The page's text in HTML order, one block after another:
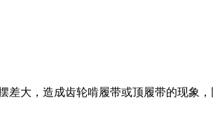
差大，造成齿轮啃履带或顶履带的现象